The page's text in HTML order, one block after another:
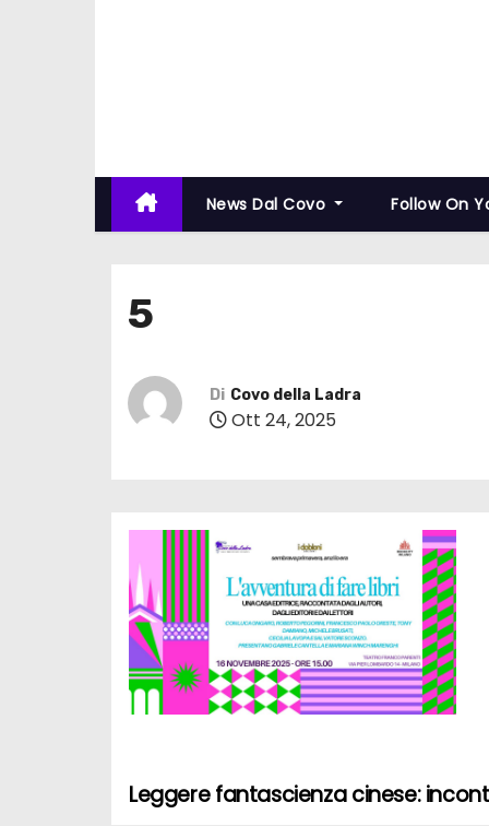
News Dal Covo Follow On
5
Di Covo della Ladra
Ott 24, 2025
N
Leggere fantascienza cinese: